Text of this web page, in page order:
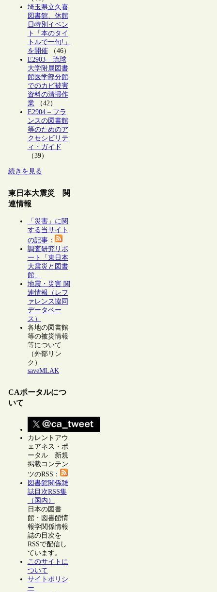
埼玉県立久喜
図書館、休館
日特別イベン
ト「本のタイ
トルで一句!」
を開催（46）
E2903 – 琉球
大学附属図書
館医学部分館
でのカビ被害
資料の清掃作
業（42）
E2904 – フラ
ンスの図書館
等のためのア
クセシビリテ
ィ・ガイド
（39）
続きを見る
東日本大震災 関
連情報
「災害」に関
する当サイト
の記事：
調査研究リポ
ート「東日本
大震災と図書
館」
地震・災害 関
連情報（レフ
ァレンス協同
データベー
ス）
各地の図書館
等の被災情報
等について
（外部リン
ク）
saveMLAK
CAポータルにつ
いて
カレントアウ
ェアネス・ポ
ータル 新規
掲載コンテン
ツのRSS：
図書館関係雑
誌目次RSS集
（国内）
日本の図書
館・図書館情
報学関係情報
誌の目次を
RSSで配信し
ています。
このサイトに
ついて
サイトポリシ
ー